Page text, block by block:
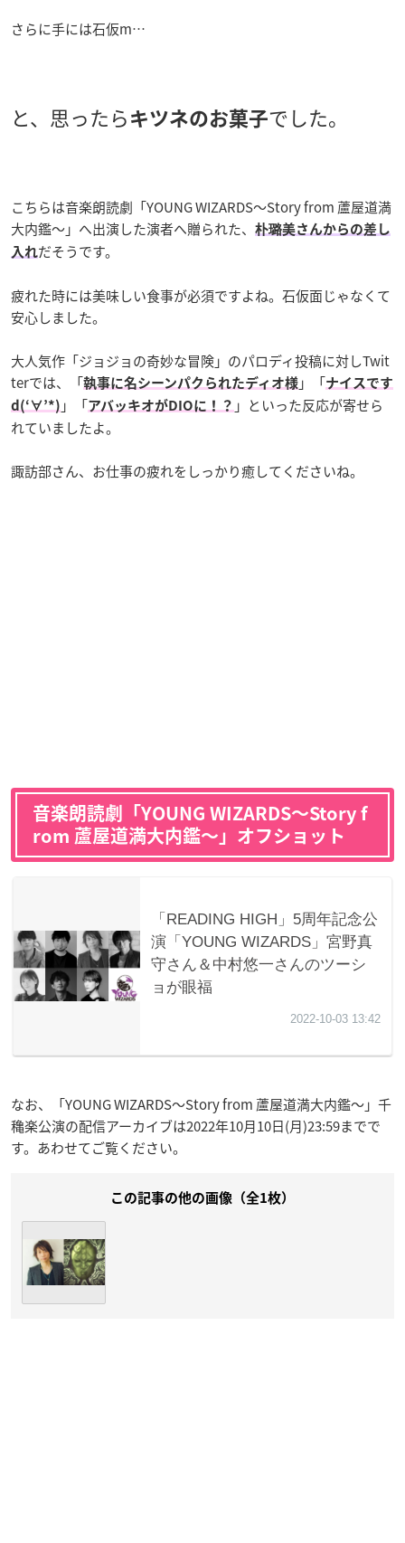
さらに手には石仮m…
と、思ったら キツネのお菓子でした。
こちらは音楽朗読劇「YOUNG WIZARDS〜Story from 蘆屋道満
大内鑑〜」へ出演した演者へ贈られた、
朴璐美さんからの差し
入れ だそうです。
疲れた時には美味しい食事が必須ですよね。石仮面じゃなくて
安心しました。
大人気作「ジョジョの奇妙な冒険」のパロディ投稿に対しTwit
terでは、「執事に名シーンパクられたディオ様 」「ナイスです
d(‘∀’*) 」「アバッキオがDIOに！？ 」といった反応が寄せら
れていましたよ。
諏訪部さん、お仕事の疲れをしっかり癒してくださいね。
音楽朗読劇「YOUNG WIZARDS〜Story f
rom 蘆屋道満大内鑑〜」オフショット
なお、「YOUNG WIZARDS〜Story from 蘆屋道満大内鑑〜」千
穐楽公演の配信アーカイブは2022年10月10日(月)23:59までで
す。あわせてご覧ください。
この記事の他の画像（全1枚）